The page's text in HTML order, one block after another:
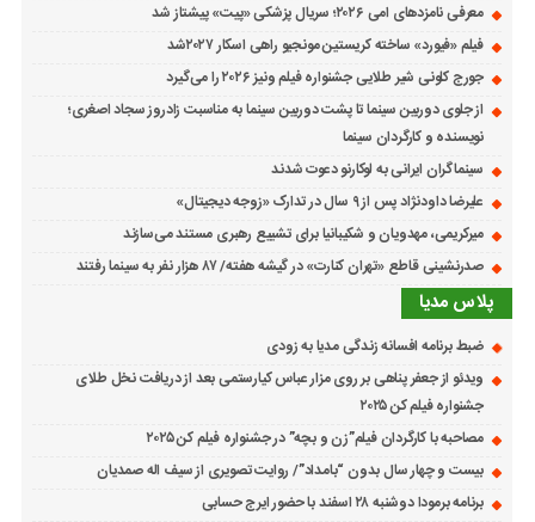
معرفی نامزدهای امی ۲۰۲۶؛ سریال پزشکی «پیت» پیشتاز شد
فیلم «فیورد» ساخته کریستین مونجیو راهی اسکار ۲۰۲۷شد
جورج کلونی شیر طلایی جشنواره فیلم ونیز ۲۰۲۶ را می‌گیرد
از جلوی دوربین سینما تا پشت دوربین سینما به مناسبت زادروز سجاد اصغری؛
نویسنده و کارگردان سینما
سینماگران ایرانی به لوکارنو دعوت شدند
علیرضا داودنژاد پس از ۹ سال در تدارک «زوجه دیجیتال»
میرکریمی، مهدویان و شکیبانیا برای تشییع رهبری مستند می‌سازند
صدرنشینی قاطع «تهران کنارت» در گیشه هفته/ ۸۷ هزار نفر به سینما رفتند
پلاس مدیا
ضبط برنامه افسانه زندگی مدیا به زودی
ویدئو از جعفر پناهی بر روی مزار عباس کیارستمی بعد از دریافت نخل طلای
جشنواره فیلم کن ۲۰۲۵
مصاحبه با کارگردان فیلم”زن و بچه” در جشنواره فیلم کن ۲۰۲۵
بیست و چهار سال بدون “بامداد”/ روایت تصویری از سیف اله صمدیان
برنامه برمودا دوشنبه ۲۸ اسفند با حضور ایرج حسابی